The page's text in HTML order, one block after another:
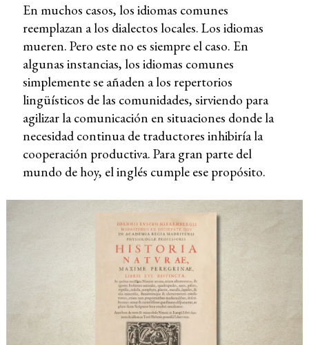
En muchos casos, los idiomas comunes
reemplazan a los dialectos locales. Los idiomas
mueren. Pero este no es siempre el caso. En
algunas instancias, los idiomas comunes
simplemente se añaden a los repertorios
lingüísticos de las comunidades, sirviendo para
agilizar la comunicación en situaciones donde la
necesidad continua de traductores inhibiría la
cooperación productiva. Para gran parte del
mundo de hoy, el inglés cumple ese propósito.